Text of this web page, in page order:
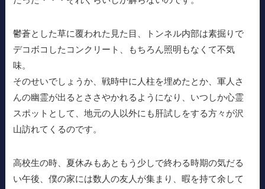
鬱蒼とした草に覆われた見た目、トンネル内部は素掘りで
デコボコしたコンクリート、もちろん照明もなくて不気
味。
そのせいでしょうか、戦時中に人柱を埋めたとか、軍人さ
んの幽霊が出るとささやかれるようになり、いつしか心霊
スポットとして、地元の人以外にも肝試しをする方々が沢
山訪れてくるのです。
高校生の時、夏休みもあともう少しで終わる時期の気だる
い午後、僕の家には数人の友人が集まり、暇を持て余して